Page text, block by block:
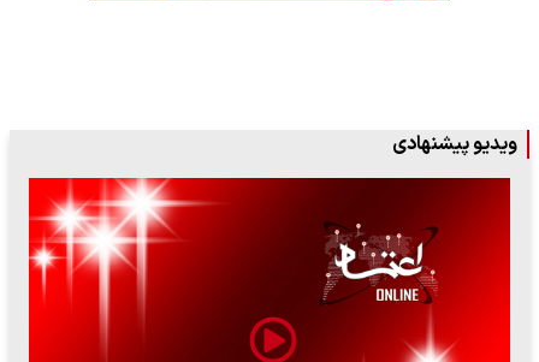
ویدیو پیشنهادی